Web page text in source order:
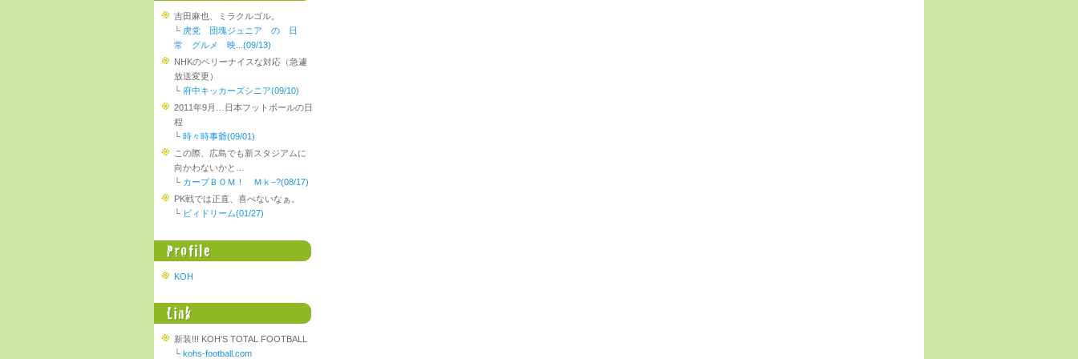
吉田麻也、ミラクルゴル。
└ 虎党 団塊ジュニア の 日
常 グルメ 映...(09/13)
NHKのベリーナイスな対応（急遽
放送変更）
└ 府中キッカーズシニア(09/10)
2011年9月…日本フットボールの日
程
└ 時々時事爺(09/01)
この際、広島でも新スタジアムに
向かわないかと…
└ カープＢＯＭ！ Ｍｋ−?(08/17)
PK戦では正直、喜べないなぁ。
└ ビィドリーム(01/27)
KOH
新装!!! KOH'S TOTAL FOOTBALL
└ kohs-football.com